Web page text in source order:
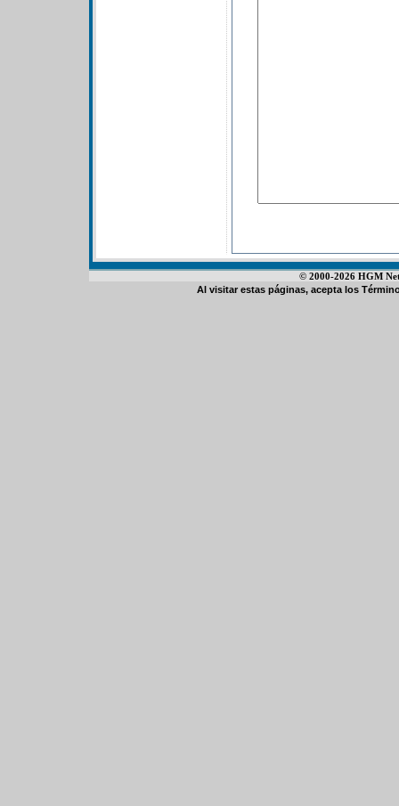
© 2000-2026 HGM
Al visitar estas páginas, acepta los